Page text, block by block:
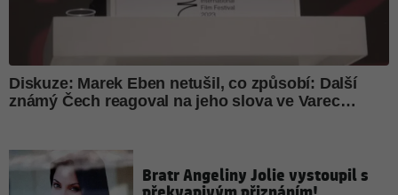
Bratr Angeliny Jolie vystoupil s